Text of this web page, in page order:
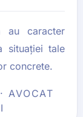
au caracter
situației tale
concrete.
AVOCAT